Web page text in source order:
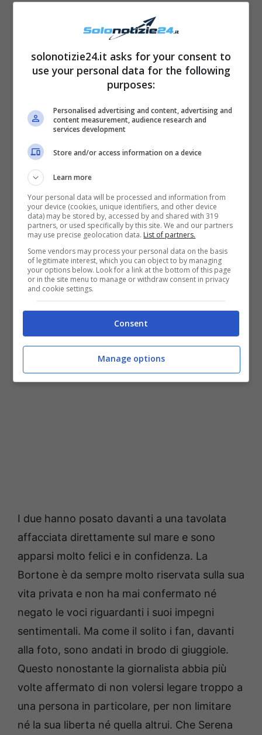
La nota giornalista tv Serena Bortone è stata
“pizzicata” al mare durante
una serata molto
glam al ristorante insieme a Beppe
Convertini.
I due hanno posato davanti a una tavolata
affacciata direttamente sul mare e sono
apparsi molto felici e in confidenza. La
Bortone è da sempre molto riservata sulla sua
vita privata e non ha mai confermato né
negato le voci riguardanti i suoi impegni
sentimentali. Ma come il solito i fan, davanti
alla foto, sono andati in brodo di giuggiole.
Questo nonostante la giornalista abbia più
volte affermato di non volersi legare troppo a
una persona in particolare, per non limitare
né la sua liberta né quella altrui. Che Serena
solonotizie24.it asks for your consent to
use your personal data for the following
purposes:
Personalised advertising and content, advertising and
content measurement, audience research and
services development
Store and/or access information on a device
Learn more
Your personal data will be processed and information from
your device (cookies, unique identifiers, and other device
data) may be stored by, accessed by and shared with 319
partners, or used specifically by this site. We and our partners
may use precise geolocation data. List of partners.
Some vendors may process your personal data on the basis
of legitimate interest, which you can object to by managing
your options below. Look for a link at the bottom of this page
or in the site menu to manage or withdraw consent in privacy
and cookie settings.
Consent
Manage options